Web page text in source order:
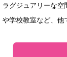
ラグジュアリーな
や学校教室など、